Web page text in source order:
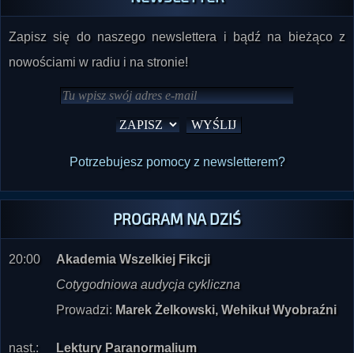
Zapisz się do naszego newslettera i bądź na bieżąco z
nowościami w radiu i na stronie!
Potrzebujesz pomocy z newsletterem?
PROGRAM NA DZIŚ
Akademia Wszelkiej Fikcji
Cotygodniowa audycja cykliczna
Prowadzi:Marek Żelkowski, Wehikuł Wyobraźni
Lektury Paranormalium
Akhara Jussuf Mustafa - Pamiętnik jasnowidza (w